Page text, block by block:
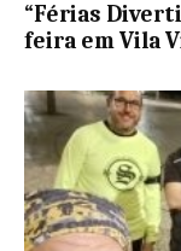
“Férias
feira em Vila